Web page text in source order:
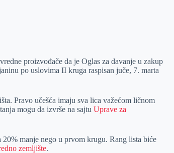
proizvođače da je Oglas za davanje u zakup
po uslovima II kruga raspisan juče, 7. marta
Pravo učešća imaju sva lica važećom ličnom
mogu da izvrše na sajtuUprave za
manje nego u prvom krugu. Rang lista biće
zemljište.